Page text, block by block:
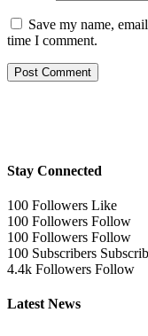
Save my name,
time I comment.
Stay Connected
100 Followers Like
100 Followers Follow
100 Followers Follow
100 Subscribers
4.4k Followers Follow
Latest News